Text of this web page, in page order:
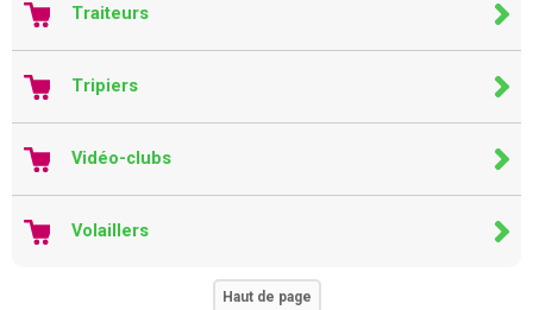
Traiteurs
Tripiers
Vidéo-clubs
Volaillers
Haut de page